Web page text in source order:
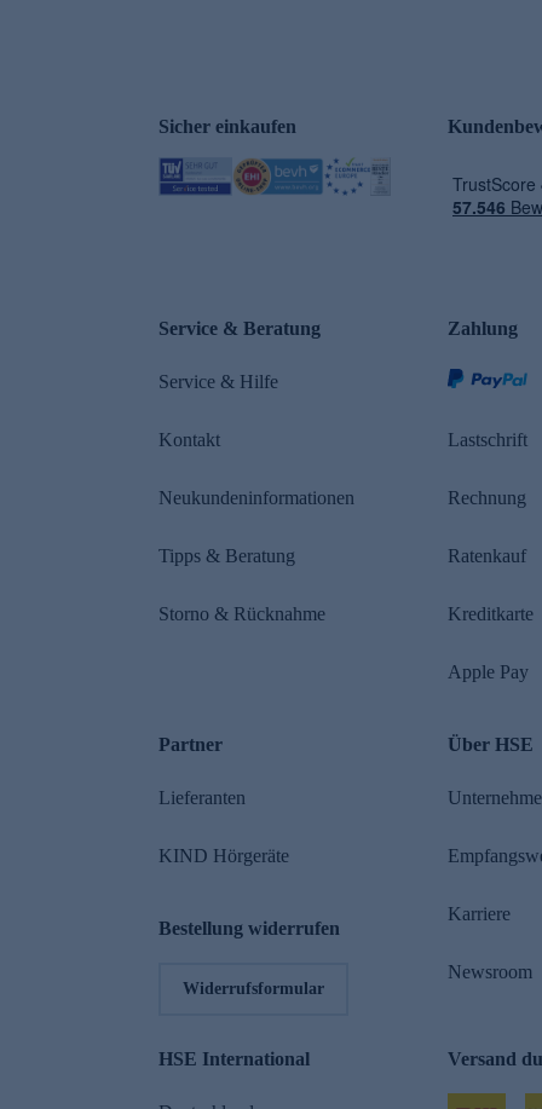
Sicher einkaufen
Service & Beratung
Service & Hilfe
Kontakt
Neukundeninformationen
Tipps & Beratung
Storno & Rücknahme
Zahlung
Lastschrift
Rechnung
Ratenkauf
Kreditkarte
Apple Pay
Partner
Lieferanten
KIND Hörgeräte
Bestellung widerrufen
Widerrufsformular
Über HSE
Karriere
Newsroom
HSE International Versand